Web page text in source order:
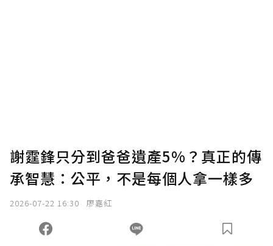
謝霆鋒只分到爸爸遺產5%？真正的傳
承智慧：公平，不是每個人拿一樣多
2026-07-22 16:30 廖嘉紅